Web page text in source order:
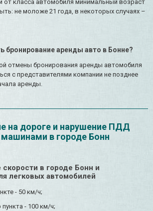
от класса автомобиля минимальный возраст
не моложе 21 года, в некоторых случаях –
бронирование аренды авто в Бонне?
отмены бронирования аренды автомобиля
с представителями компании не позднее
аренды.
на дороге и нарушение ПДД
в городе Бонн
скорости в городе Бонн и
легковых автомобилей
- 50 км/ч;
- 100 км/ч;